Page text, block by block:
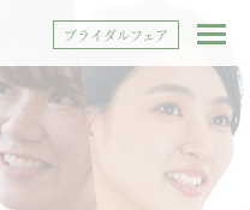
ブライダルフェア